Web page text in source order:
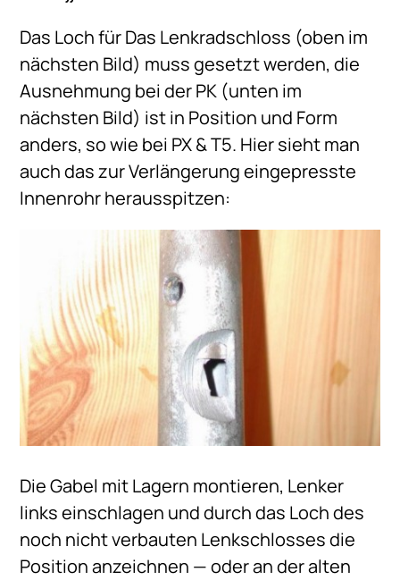
Das Loch für Das Lenkradschloss (oben im
nächsten Bild) muss gesetzt werden, die
Ausnehmung bei der PK (unten im
nächsten Bild) ist in Position und Form
anders, so wie bei PX & T5. Hier sieht man
auch das zur Verlängerung eingepresste
Innenrohr herausspitzen:
Die Gabel mit Lagern montieren, Lenker
links einschlagen und durch das Loch des
noch nicht verbauten Lenkschlosses die
Position anzeichnen — oder an der alten